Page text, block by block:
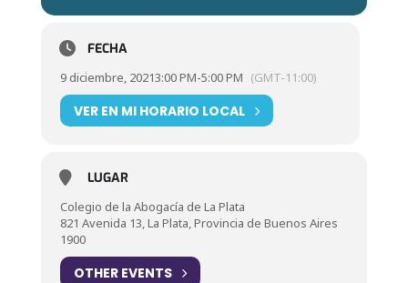
FECHA
9 diciembre, 20213:00 PM-5:00 PM (GMT-11:00)
VER EN MI HORARIO LOCAL
LUGAR
Colegio de la Abogacía de La Plata
821 Avenida 13, La Plata, Provincia de Buenos Aires
1900
OTHER EVENTS